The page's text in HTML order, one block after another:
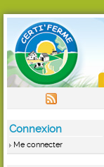
Connexion
Me connecter